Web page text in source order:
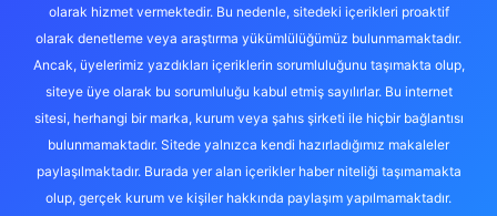
olarak hizmet vermektedir. Bu nedenle, sitedeki içerikleri proaktif
olarak denetleme veya araştırma yükümlülüğümüz bulunmamaktadır.
Ancak, üyelerimiz yazdıkları içeriklerin sorumluluğunu taşımakta olup,
siteye üye olarak bu sorumluluğu kabul etmiş sayılırlar. Bu internet
sitesi, herhangi bir marka, kurum veya şahıs şirketi ile hiçbir bağlantısı
bulunmamaktadır. Sitede yalnızca kendi hazırladığımız makaleler
paylaşılmaktadır. Burada yer alan içerikler haber niteliği taşımamakta
olup, gerçek kurum ve kişiler hakkında paylaşım yapılmamaktadır.